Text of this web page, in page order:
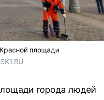
площади
города людей